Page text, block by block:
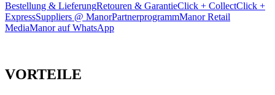
Bestellung & LieferungRetouren & GarantieClick + CollectClick +
ExpressSuppliers @ ManorPartnerprogrammManor Retail
MediaManor auf WhatsApp
VORTEILE